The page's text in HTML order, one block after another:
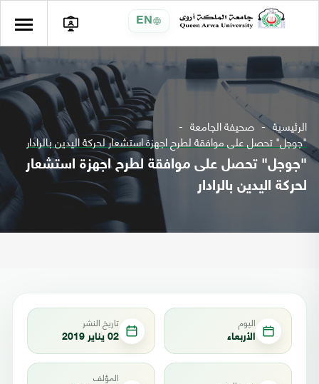
EN
الرئيسية صحيفة الجامعة
"جوجل" تحصل على موافقة لطرح اجهزة استشعار لحركة اليدين بالرادار
"جوجل" تحصل على موافقة لطرح اجهزة استشعار
لحركة اليدين بالرادار
اليوم
الأربعاء
تاريخ النشر
02 يناير 2019
المؤلف